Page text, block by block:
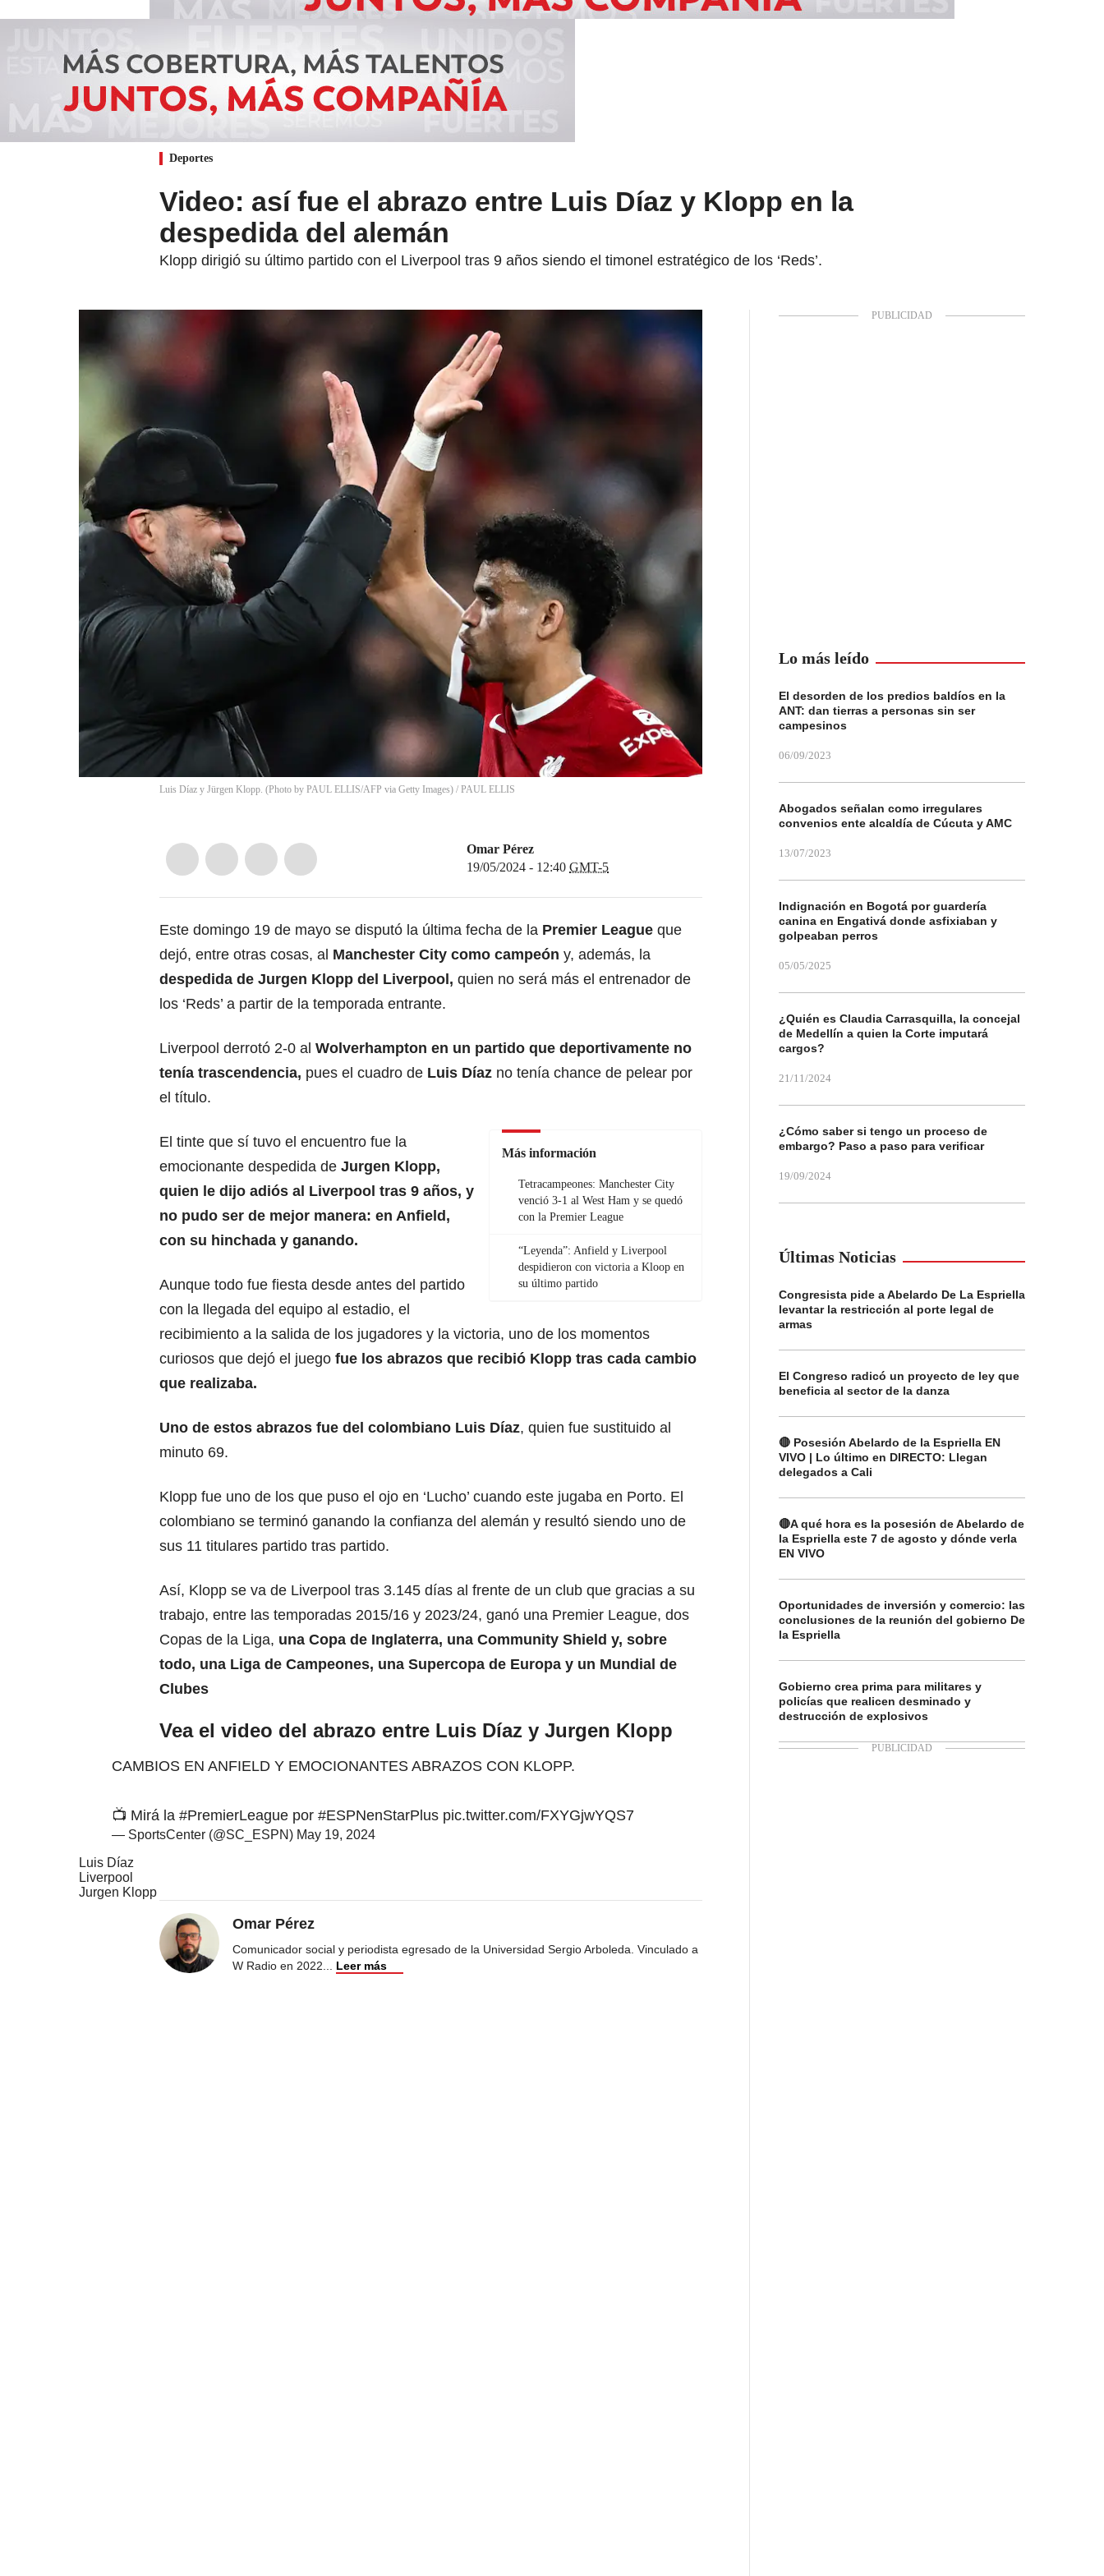
Deportes
Video: así fue el abrazo entre Luis Díaz y Klopp en la
despedida del alemán
Klopp dirigió su último partido con el Liverpool tras 9 años siendo el timonel estratégico de los ‘Reds’.
Luis Díaz y Jürgen Klopp. (Photo by PAUL ELLIS/AFP via Getty Images) / PAUL ELLIS
Omar Pérez
19/05/2024 - 12:40 GMT-5
Este domingo 19 de mayo se disputó la última fecha de la Premier League que
dejó, entre otras cosas, al Manchester City como campeón y, además, la
despedida de Jurgen Klopp del Liverpool , quien no será más el entrenador de
los ‘Reds’ a partir de la temporada entrante.
Liverpool derrotó 2-0 al Wolverhampton en un partido que deportivamente no
tenía trascendencia, pues el cuadro de Luis Díaz no tenía chance de pelear por
el título.
Más información
Tetracampeones: Manchester City
venció 3-1 al West Ham y se quedó
con la Premier League
“Leyenda”: Anfield y Liverpool
despidieron con victoria a Kloop en
su último partido
El tinte que sí tuvo el encuentro fue la
emocionante despedida de Jurgen Klopp,
quien le dijo adiós al Liverpool tras 9 años, y
no pudo ser de mejor manera: en Anfield,
con su hinchada y ganando.
Aunque todo fue fiesta desde antes del partido
con la llegada del equipo al estadio, el
recibimiento a la salida de los jugadores y la victoria, uno de los momentos
curiosos que dejó el juego fue los abrazos que recibió Klopp tras cada cambio
que realizaba.
Uno de estos abrazos fue del colombiano Luis Díaz, quien fue sustituido al
minuto 69.
Klopp fue uno de los que puso el ojo en ‘Lucho’ cuando este jugaba en Porto. El
colombiano se terminó ganando la confianza del alemán y resultó siendo uno de
sus 11 titulares partido tras partido.
Así, Klopp se va de Liverpool tras 3.145 días al frente de un club que gracias a su
trabajo, entre las temporadas 2015/16 y 2023/24, ganó una Premier League, dos
Copas de la Liga, una Copa de Inglaterra, una Community Shield y, sobre
todo, una Liga de Campeones, una Supercopa de Europa y un Mundial de
Clubes
Vea el video del abrazo entre Luis Díaz y Jurgen Klopp
CAMBIOS EN ANFIELD Y EMOCIONANTES ABRAZOS CON KLOPP.
📺 Mirá la #PremierLeague por #ESPNenStarPlus pic.twitter.com/FXYGjwYQS7
— SportsCenter (@SC_ESPN) May 19, 2024
Luis Díaz
Liverpool
Jurgen Klopp
Omar Pérez
Comunicador social y periodista egresado de la Universidad Sergio Arboleda. Vinculado a
W Radio en 2022... Leer más
Lo más leído
El desorden de los predios baldíos en la
ANT: dan tierras a personas sin ser
campesinos
06/09/2023
Abogados señalan como irregulares
convenios ente alcaldía de Cúcuta y AMC
13/07/2023
Indignación en Bogotá por guardería
canina en Engativá donde asfixiaban y
golpeaban perros
05/05/2025
¿Quién es Claudia Carrasquilla, la concejal
de Medellín a quien la Corte imputará
cargos?
21/11/2024
¿Cómo saber si tengo un proceso de
embargo? Paso a paso para verificar
19/09/2024
Últimas Noticias
Congresista pide a Abelardo De La Espriella
levantar la restricción al porte legal de
armas
El Congreso radicó un proyecto de ley que
beneficia al sector de la danza
🔴 Posesión Abelardo de la Espriella EN
VIVO | Lo último en DIRECTO: Llegan
delegados a Cali
🔴A qué hora es la posesión de Abelardo de
la Espriella este 7 de agosto y dónde verla
EN VIVO
Oportunidades de inversión y comercio: las
conclusiones de la reunión del gobierno De
la Espriella
Gobierno crea prima para militares y
policías que realicen desminado y
destrucción de explosivos